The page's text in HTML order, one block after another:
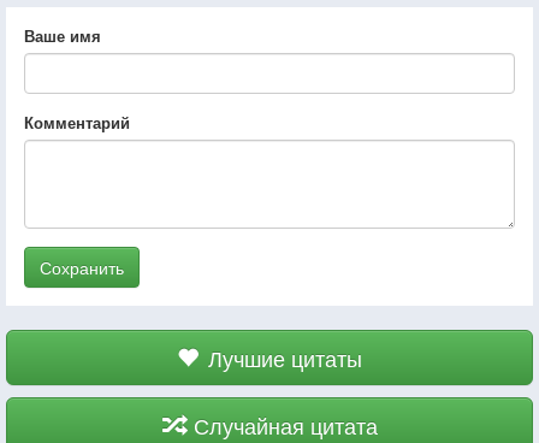
Ваше имя
Комментарий
Сохранить
Лучшие цитаты
Случайная цитата